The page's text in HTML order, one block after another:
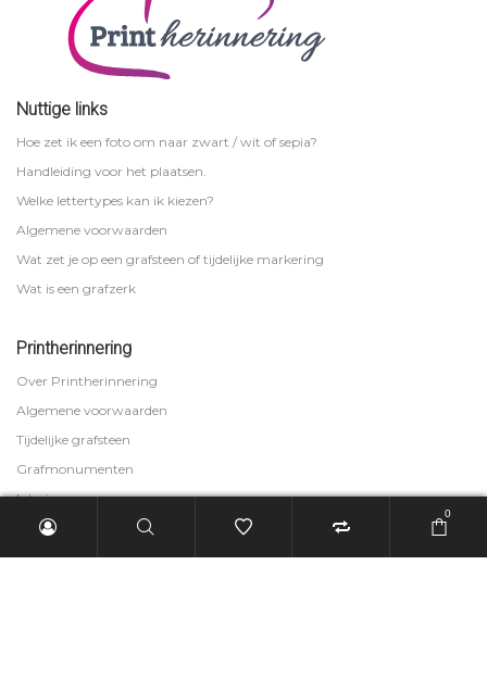
Nuttige links
Hoe zet ik een foto om naar zwart / wit of sepia?
Handleiding voor het plaatsen.
Welke lettertypes kan ik kiezen?
Algemene voorwaarden
Wat zet je op een grafsteen of tijdelijke markering
Wat is een grafzerk
Printherinnering
Over Printherinnering
Algemene voorwaarden
Tijdelijke grafsteen
Grafmonumenten
Interieur
Grafmarkering
Tijdens de uitvaart
0